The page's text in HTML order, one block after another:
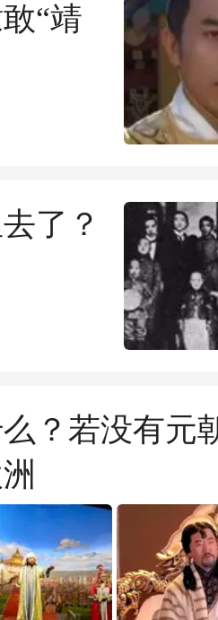
“靖
了？
？若没有元